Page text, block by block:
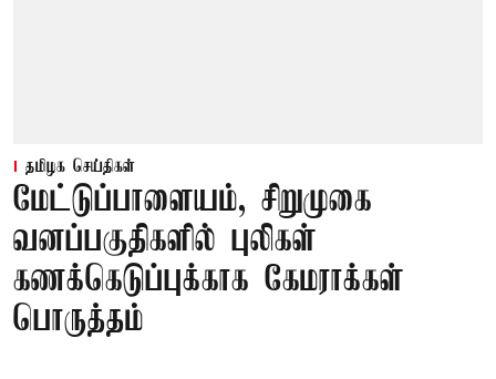
தமிழக செய்திகள்
மேட்டுப்பாளையம், சிறுமுகை
வனப்பகுதிகளில் புலிகள்
கணக்கெடுப்புக்காக கேமராக்கள்
பொருத்தம்